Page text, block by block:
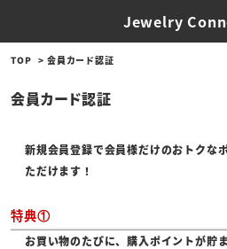
Jewelry
TOP 会員カード認証
会員カード認証
新規会員登録で会員様だけのおトクな
ただけます！
特典①
お買い物のたびに、購入ポイントが貯